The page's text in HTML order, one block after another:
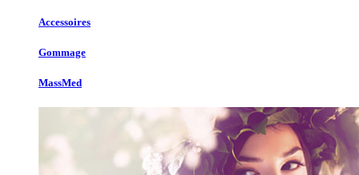
Accessoires
Gommage
MassMed